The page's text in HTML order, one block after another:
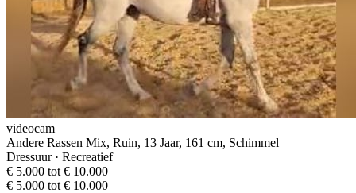
videocam
Andere Rassen Mix, Ruin, 13 Jaar, 161 cm, Schimmel
Dressuur · Recreatief
€ 5.000 tot € 10.000
€ 5.000 tot € 10.000